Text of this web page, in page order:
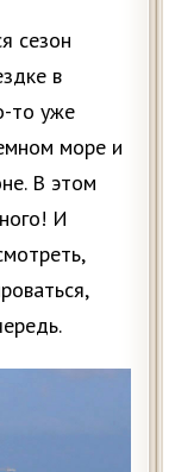
сезон
в
то уже
море и
В этом
И